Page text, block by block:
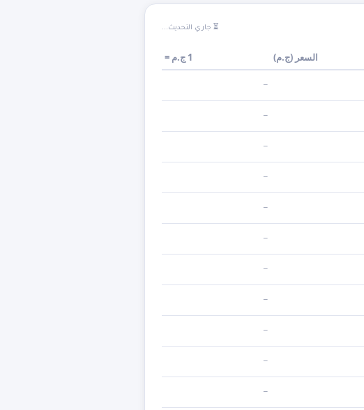
⏳ جاري التحديث...
السعر (ج.م)
1 ج.م =
—
—
—
—
—
—
—
—
—
—
—